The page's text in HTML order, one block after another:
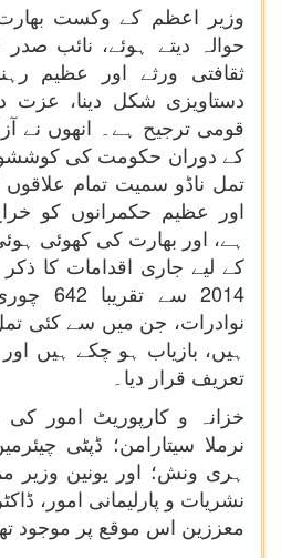
حوالہ دیتے ہوئے، نائب
ثقافتی ورثے اور عظیم
دستاویزی شکل دینا، عزت
قومی ترجیح ہے۔ انھوں نے
کے دوران حکومت کی
تمل ناڈو سمیت تمام
اور عظیم حکمرانوں کو
ہے، اور بھارت کی کھوئی
کے لیے جاری اقدامات کا ذکر
2014
نوادرات، جن میں سے کئی
ہیں، بازیاب ہو چکے ہیں
تعریف قرار دیا۔
خزانہ و کارپوریٹ امور
نرملا سیتارامن؛ ڈپٹی
ہری ونش؛ اور یونین وزیر
نشریات و پارلیمانی امور،
معززین اس موقع پر موجود